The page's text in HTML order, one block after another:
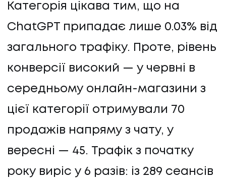
Категорія цікава тим, що на
ChatGPT припадає лише 0.03% від
загального трафіку. Проте, рівень
конверсії високий — у червні в
середньому онлайн-магазини з
цієї категорії отримували 70
продажів напряму з чату, у
вересні — 45. Трафік з початку
року виріс у 6 разів: із 289 сеансів